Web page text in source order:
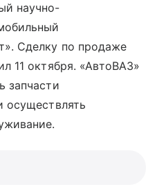
научно-
Сделку по продаже
11 октября. «АвтоВАЗ»
запчасти
осуществлять